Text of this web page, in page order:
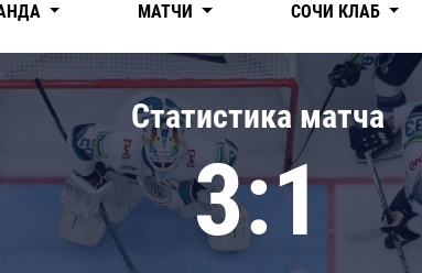
Нефтехимик
Дивизион Чернышева
Авангард
Адмирал
КХЛ
МАТЧИ СОЧИ КЛАБ
Статистика матча
3:1